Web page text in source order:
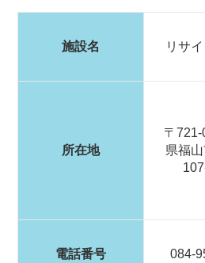
施設名 リサ
所在地
〒721-
県福
電話番号 084-